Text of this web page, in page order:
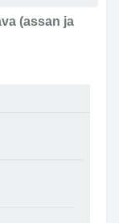
(assan ja